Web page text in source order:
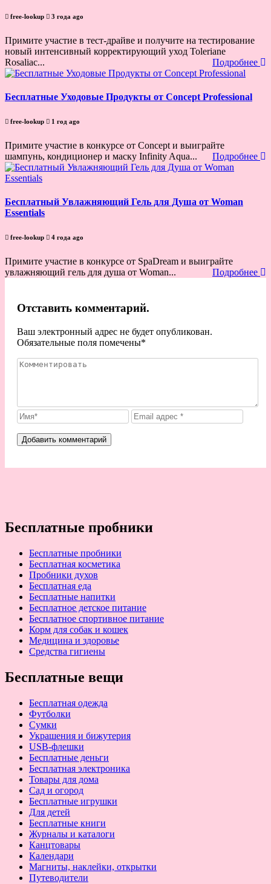
free-lookup 3 года ago
Примите участие в тест-драйве и получите на тестирование
новый интенсивный корректирующий уход Toleriane
Rosaliac...
Подробнее
Бесплатные Уходовые Продукты от Concept Professional
free-lookup 1 год ago
Примите участие в конкурсе от Concept и выиграйте
шампунь, кондиционер и маску Infinity Aqua...
Подробнее
Бесплатный Увлажняющий Гель для Душа от Woman
Essentials
free-lookup 4 года ago
Примите участие в конкурсе от SpaDream и выиграйте
увлажняющий гель для душа от Woman...
Подробнее
Отставить комментарий.
Ваш электронный адрес не будет опубликован.
Обязательные поля помечены*
Бесплатные пробники
Бесплатные пробники
Бесплатная косметика
Пробники духов
Бесплатная еда
Бесплатные напитки
Бесплатное детское питание
Бесплатное спортивное питание
Корм для собак и кошек
Медицина и здоровье
Средства гигиены
Бесплатные вещи
Бесплатная одежда
Футболки
Сумки
Украшения и бижутерия
USB-флешки
Бесплатные деньги
Бесплатная электроника
Товары для дома
Сад и огород
Бесплатные игрушки
Для детей
Бесплатные книги
Журналы и каталоги
Канцтовары
Календари
Магниты, наклейки, открытки
Путеводители